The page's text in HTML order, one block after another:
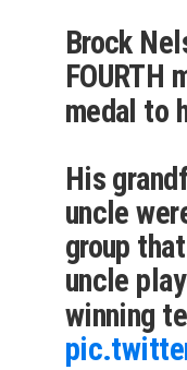
Brock
FOURTH
medal to
His
uncle
group
uncle
winning